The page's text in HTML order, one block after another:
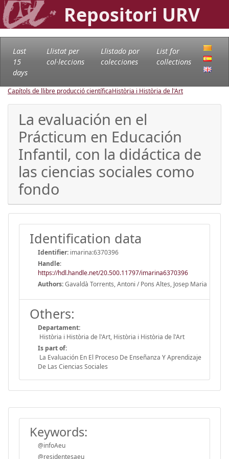
Repositori URV
Last
15
days
Llistat per
col·leccions
Llistado por
colecciones
List for
collections
Capítols de llibre producció científicaHistòria i Història de l'Art
La evaluación en el
Prácticum en Educación
Infantil, con la didáctica de
las ciencias sociales como
fondo
Identification data
Identifier: imarina:6370396
Handle:
https://hdl.handle.net/20.500.11797/imarina6370396
Authors:Gavaldà Torrents, Antoni / Pons Altes, Josep Maria
Others:
Departament:
Història i Història de l'Art, Història i Història de l'Art
Is part of:
La Evaluación En El Proceso De Enseñanza Y Aprendizaje
De Las Ciencias Sociales
Keywords:
@infoAeu
@residentesaeu